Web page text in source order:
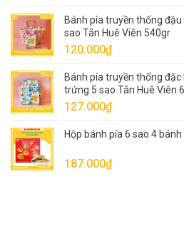
Bánh pía truyền thống
sao Tân Huê Viên 540gr
120.000₫
Bánh pía truyền thống
trứng 5 sao Tân Huê Viên
127.000₫
Hộp bánh pía 6 sao 4
187.000₫